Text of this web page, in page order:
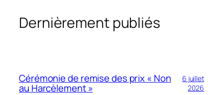
Dernièrement publiés
Cérémonie de remise des prix « Non
au Harcèlement »
6 juillet
2026